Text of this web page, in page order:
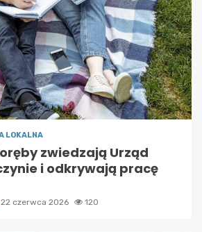
LOKALNA
zwiedzają Urząd
i odkrywają pracę
22 czerwca 2026 120